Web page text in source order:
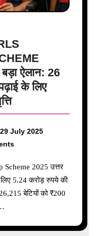
ऐलान: 26
के लिए
29 July 2025
5.24 करोड़ रुपये की
बेटियों को ₹200